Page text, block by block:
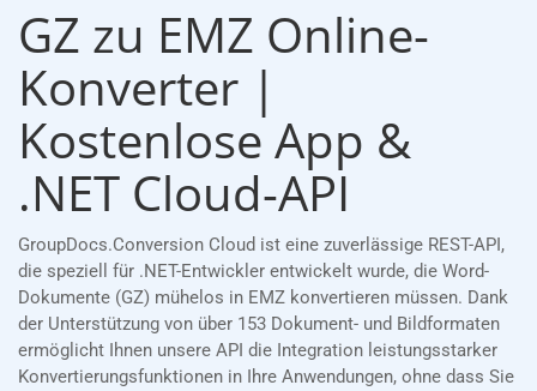
GZ zu EMZ Online-
Konverter |
Kostenlose App &
.NET Cloud-API
GroupDocs.Conversion Cloud ist eine zuverlässige REST-API,
die speziell für .NET-Entwickler entwickelt wurde, die Word-
Dokumente (GZ) mühelos in EMZ konvertieren müssen. Dank
der Unterstützung von über 153 Dokument- und Bildformaten
ermöglicht Ihnen unsere API die Integration leistungsstarker
Konvertierungsfunktionen in Ihre Anwendungen, ohne dass Sie